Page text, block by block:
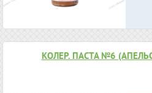
КОЛЕР. ПАСТА №6